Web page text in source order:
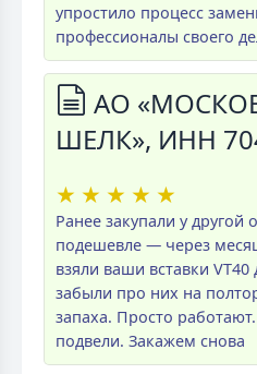
упростило процесс
профессионалы своего
АО
ШЕЛК», ИНН
★ ★ ★ ★ ★
Ранее закупали у другой
подешевле — через
взяли ваши вставки
забыли про них на
запаха. Просто
подвели. Закажем снова